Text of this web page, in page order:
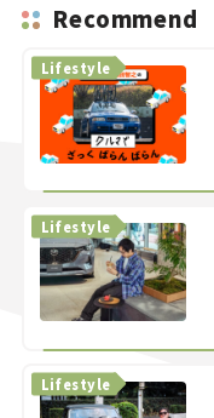
Recommend
Lifestyle
Lifestyle
Lifestyle